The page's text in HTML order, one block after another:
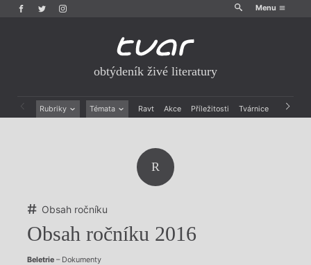
Menu
obtýdeník živé literatury
Rubriky Témata Ravt Akce Příležitosti Tvárnice Archiv
R
Obsah ročníku
Obsah ročníku 2016
Beletrie– Dokumenty